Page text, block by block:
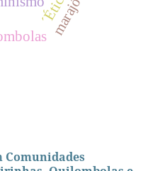
marajó
Comunidades